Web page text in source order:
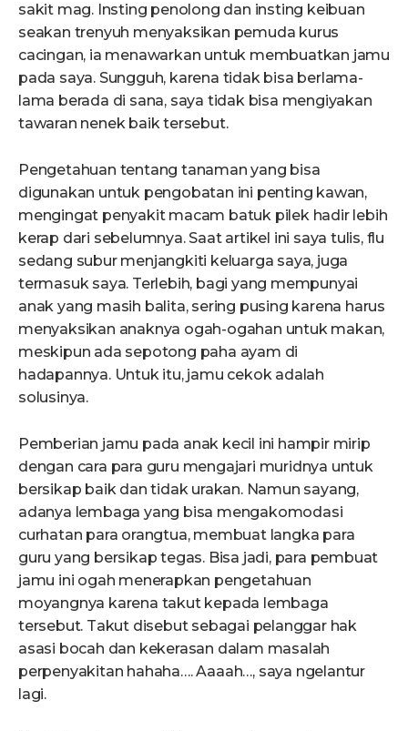
sakit mag. Insting penolong dan insting keibuan
seakan trenyuh menyaksikan pemuda kurus
cacingan, ia menawarkan untuk membuatkan jamu
pada saya. Sungguh, karena tidak bisa berlama-
lama berada di sana, saya tidak bisa mengiyakan
tawaran nenek baik tersebut.
Pengetahuan tentang tanaman yang bisa
digunakan untuk pengobatan ini penting kawan,
mengingat penyakit macam batuk pilek hadir lebih
kerap dari sebelumnya. Saat artikel ini saya tulis, flu
sedang subur menjangkiti keluarga saya, juga
termasuk saya. Terlebih, bagi yang mempunyai
anak yang masih balita, sering pusing karena harus
menyaksikan anaknya ogah-ogahan untuk makan,
meskipun ada sepotong paha ayam di
hadapannya. Untuk itu, jamu cekok adalah
solusinya.
Pemberian jamu pada anak kecil ini hampir mirip
dengan cara para guru mengajari muridnya untuk
bersikap baik dan tidak urakan. Namun sayang,
adanya lembaga yang bisa mengakomodasi
curhatan para orangtua, membuat langka para
guru yang bersikap tegas. Bisa jadi, para pembuat
jamu ini ogah menerapkan pengetahuan
moyangnya karena takut kepada lembaga
tersebut. Takut disebut sebagai pelanggar hak
asasi bocah dan kekerasan dalam masalah
perpenyakitan hahaha…. Aaaah…, saya ngelantur
lagi.